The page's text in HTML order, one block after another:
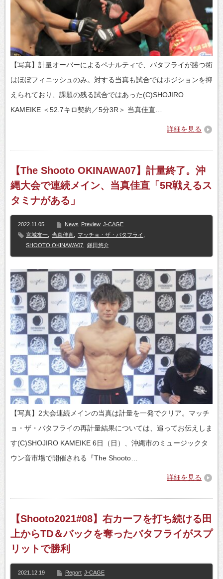
【写真】計量オーバーによるペナルティで、バタフライが勝つ術
はほぼフィニッシュのみ。対する当真も試合ではポジションを抑
えられており、課題の残る試合ではあった(C)SHOJIRO
KAMEIKE ＜52.7キロ契約／5分3R＞ 当真佳直…
詳細を見る
【The Shooto OKINAWA07】計量終了。沖
縄大会で連続メイン、当真佳直「5R戦えるス
タミナがある」
2022.11.05 News Preview J-CAGE
宮城友一
当真佳直 マッチョ・ザ・バタフライ
SHOOTO OKINAWA07
鎌田悠介
【写真】2大会連続メインの当真は計量を一発でクリア。マッチ
ョ・ザ・バタフライの再計量結果については、追ってお伝えしま
す(C)SHOJIRO KAMEIKE 6日（日）、沖縄市のミュージックタ
ウン音市場で開催される『The Shooto…
詳細を見る
【Shooto2021#08】右カーフを打ち続ける田
上からTD＆バックを奪ったバタフライがスプ
リットで勝利
2021.12.19 Report J-CAGE